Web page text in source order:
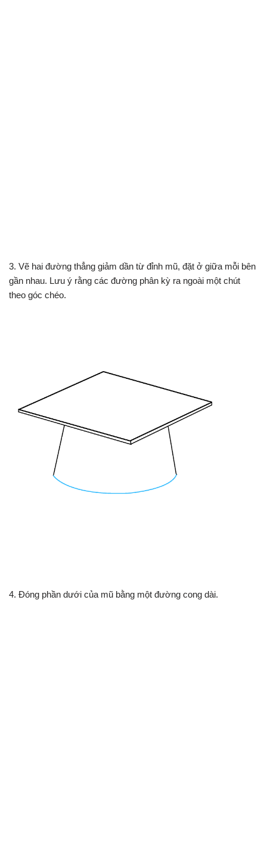
3. Vẽ hai đường thẳng giảm dần từ đỉnh mũ, đặt ở giữa mỗi bên
gần nhau. Lưu ý rằng các đường phân kỳ ra ngoài một chút
theo góc chéo.
4. Đóng phần dưới của mũ bằng một đường cong dài.